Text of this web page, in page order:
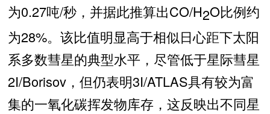
为0.27吨/秒，并据此推算出CO/H2O比例约
为28%。该比值明显高于相似日心距下太阳
系多数彗星的典型水平，尽管低于星际彗星
2I/Borisov，但仍表明3I/ATLAS具有较为富
集的一氧化碳挥发物库存，这反映出不同星